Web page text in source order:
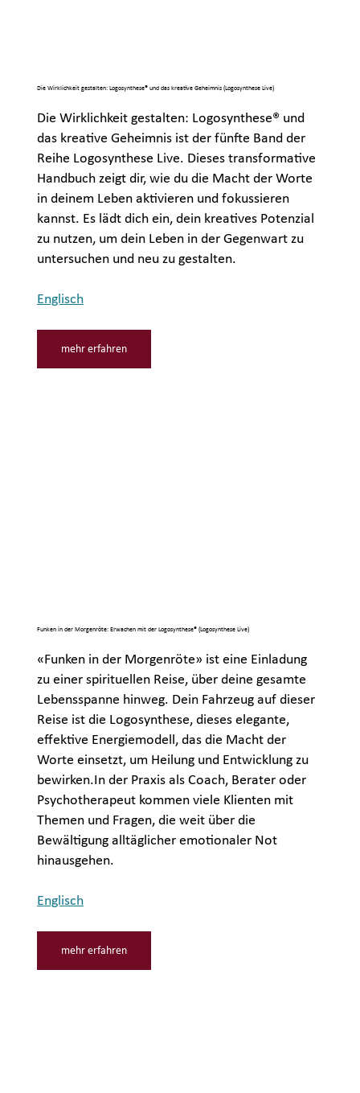
Die Wirklichkeit gestalten: Logosynthese® und das kreative Geheimnis (Logosynthese Live)
Die Wirklichkeit gestalten: Logosynthese® und
das kreative Geheimnis ist der fünfte Band der
Reihe Logosynthese Live. Dieses transformative
Handbuch zeigt dir, wie du die Macht der Worte
in deinem Leben aktivieren und fokussieren
kannst. Es lädt dich ein, dein kreatives Potenzial
zu nutzen, um dein Leben in der Gegenwart zu
untersuchen und neu zu gestalten.
Englisch
mehr erfahren
Funken in der Morgenröte: Erwachen mit der Logosynthese® (Logosynthese Live)
«Funken in der Morgenröte» ist eine Einladung
zu einer spirituellen Reise, über deine gesamte
Lebensspanne hinweg. Dein Fahrzeug auf dieser
Reise ist die Logosynthese, dieses elegante,
effektive Energiemodell, das die Macht der
Worte einsetzt, um Heilung und Entwicklung zu
bewirken.In der Praxis als Coach, Berater oder
Psychotherapeut kommen viele Klienten mit
Themen und Fragen, die weit über die
Bewältigung alltäglicher emotionaler Not
hinausgehen.
Englisch
mehr erfahren